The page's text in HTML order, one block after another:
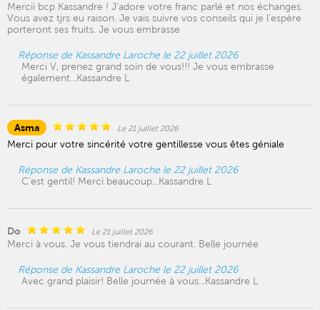
Mercii bcp Kassandre ! J'adore votre franc parlé et nos échanges.
Vous avez tjrs eu raison. Je vais suivre vos conseils qui je l'espère
porteront ses fruits. Je vous embrasse
Réponse de Kassandre Laroche le 22 juillet 2026
Merci V, prenez grand soin de vous!!! Je vous embrasse
également...Kassandre L
Asma Le 21 juillet 2026
Merci pour votre sincérité votre gentillesse vous êtes géniale
Réponse de Kassandre Laroche le 22 juillet 2026
C'est gentil! Merci beaucoup...Kassandre L
Do Le 21 juillet 2026
Merci à vous. Je vous tiendrai au courant. Belle journée
Réponse de Kassandre Laroche le 22 juillet 2026
Avec grand plaisir! Belle journée à vous...Kassandre L